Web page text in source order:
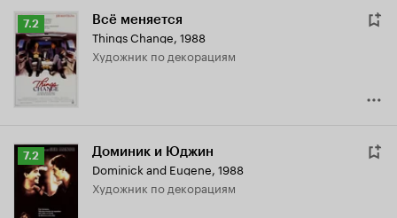
Рейтинг
Кинопоиска
7.2
7.2 Всё меняется
Things Change, 1988
Художник по декорациям
Рейтинг
Кинопоиска
7.2
7.2 Доминик и Юджин
Dominick and Eugene, 1988
Художник по декорациям